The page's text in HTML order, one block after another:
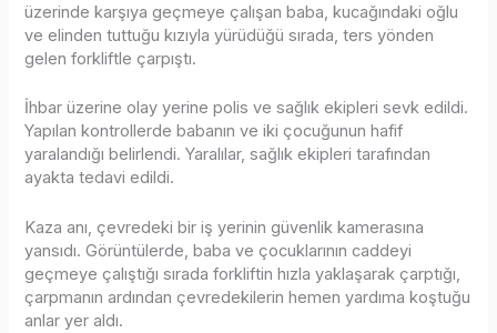
üzerinde karşıya geçmeye çalışan baba, kucağındaki oğlu
ve elinden tuttuğu kızıyla yürüdüğü sırada, ters yönden
gelen forkliftle çarpıştı.
İhbar üzerine olay yerine polis ve sağlık ekipleri sevk edildi.
Yapılan kontrollerde babanın ve iki çocuğunun hafif
yaralandığı belirlendi. Yaralılar, sağlık ekipleri tarafından
ayakta tedavi edildi.
Kaza anı, çevredeki bir iş yerinin güvenlik kamerasına
yansıdı. Görüntülerde, baba ve çocuklarının caddeyi
geçmeye çalıştığı sırada forkliftin hızla yaklaşarak çarptığı,
çarpmanın ardından çevredekilerin hemen yardıma koştuğu
anlar yer aldı.